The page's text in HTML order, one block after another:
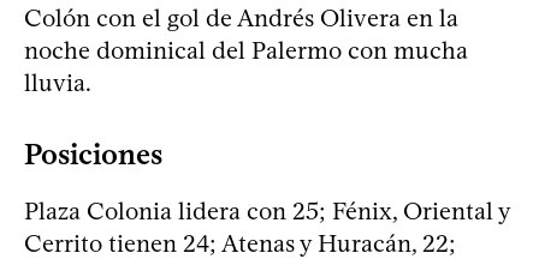
Colón con el gol de Andrés Olivera en la
noche dominical del Palermo con mucha
lluvia.
Posiciones
Plaza Colonia lidera con 25; Fénix, Oriental y
Cerrito tienen 24; Atenas y Huracán, 22;